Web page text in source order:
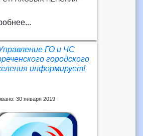
ГО и ЧС
городского
информирует!
30 января 2019